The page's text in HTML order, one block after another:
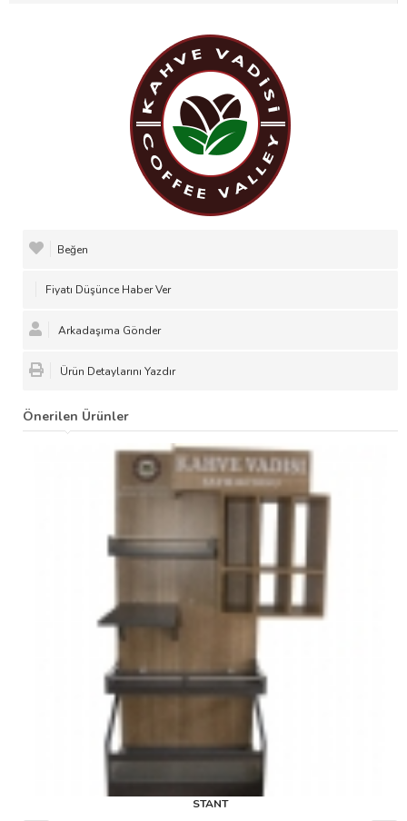
Beğen
Fiyatı Düşünce Haber Ver
Arkadaşıma Gönder
Ürün Detaylarını Yazdır
Önerilen Ürünler
STANT